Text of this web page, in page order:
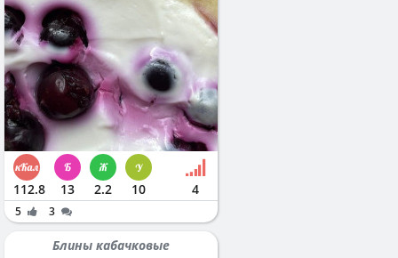
112.8 13 2.2 10 4
5 3
Блины кабачковые